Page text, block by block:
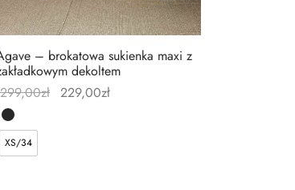
– brokatowa sukienka maxi z
dekoltem
299,00zł 229,00zł
XS/34